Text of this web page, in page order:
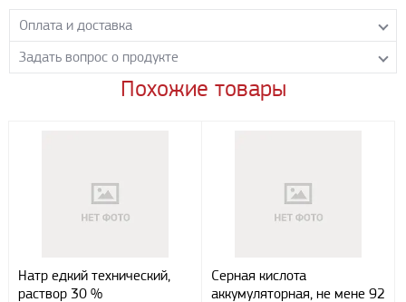
Оплата и доставка
Самовывоз с нашего склада
Понедельник-пятница с 8.00-17.00 без перерыва
Регионы доставки:
Северо-Кавказский федеральный округ
Южный федеральный округ
Наличными
Задать вопрос о продукте
Задайте нашим менеджерам вопрос о данном продукте.
Похожие товары
Натр едкий технический,
раствор 30 %
Серная кислота
аккумуляторная, не мене 92